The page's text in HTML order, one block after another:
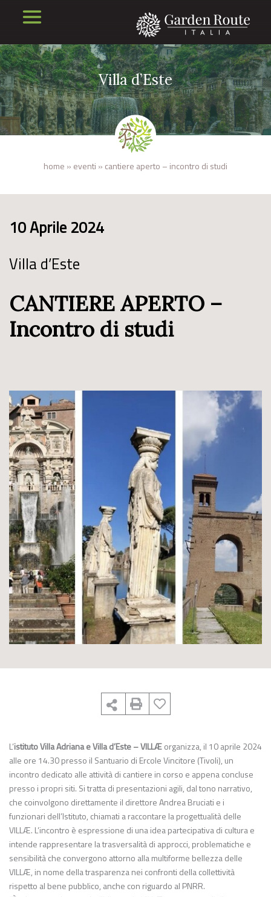
Villa d’Este
home » eventi » cantiere aperto – incontro di studi
10 Aprile 2024
Villa d’Este
CANTIERE APERTO –
Incontro di studi
L’istituto Villa Adriana e Villa d’Este – VILLÆorganizza, il 10 aprile 2024
alle ore 14.30 presso il Santuario di Ercole Vincitore (Tivoli), un
incontro dedicato alle attività di cantiere in corso e appena concluse
presso i propri siti. Si tratta di presentazioni agili, dal tono narrativo,
che coinvolgono direttamente il direttore Andrea Bruciati e i
funzionari dell’Istituto, chiamati a raccontare la progettualità delle
VILLÆ. L’incontro è espressione di una idea partecipativa di cultura e
intende rappresentare la trasversalità di approcci, problematiche e
sensibilità che convergono attorno alla multiforme bellezza delle
VILLÆ, in nome della trasparenza nei confronti della collettività
rispetto al bene pubblico, anche con riguardo al PNRR.